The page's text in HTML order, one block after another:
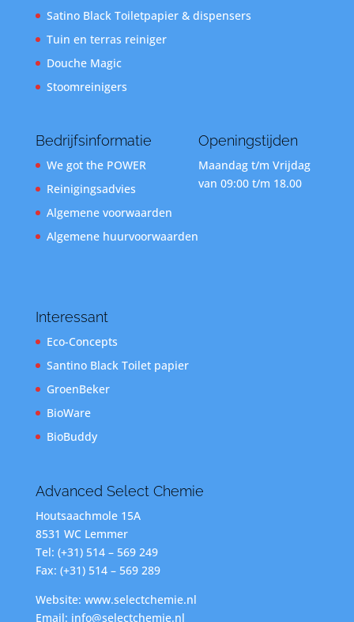
Satino Black Toiletpapier & dispensers
Tuin en terras reiniger
Douche Magic
Stoomreinigers
Bedrijfsinformatie
We got the POWER
Reinigingsadvies
Algemene voorwaarden
Algemene huurvoorwaarden
Openingstijden
Maandag t/m Vrijdag
van 09:00 t/m 18.00
Interessant
Eco-Concepts
Santino Black Toilet papier
GroenBeker
BioWare
BioBuddy
Advanced Select Chemie
Houtsaachmole 15A
8531 WC Lemmer
Tel: (+31) 514 – 569 249
Fax: (+31) 514 – 569 289
Website: www.selectchemie.nl
Email: info@selectchemie.nl